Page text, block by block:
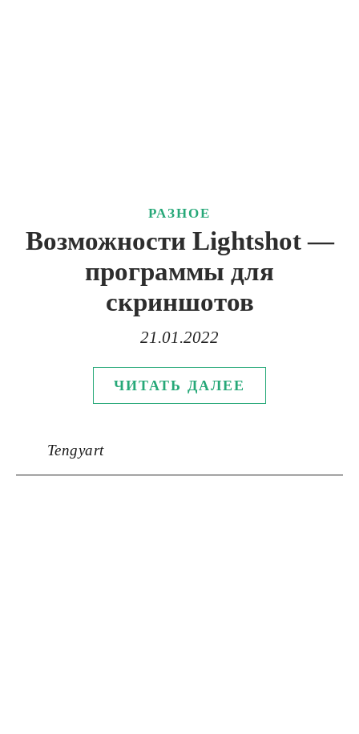
РАЗНОЕ
Возможности Lightshot —
программы для
скриншотов
21.01.2022
ЧИТАТЬ ДАЛЕЕ
Tengyart